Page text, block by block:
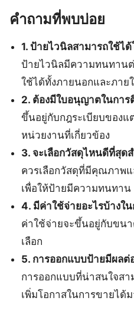
คำถามที่พบบ่อย
1. ป้ายไวนิลสามารถใช้ไ
ป้ายไวนิลมีความทนทาน
ใช้ได้ทั้งภายนอกและภาย
2. ต้องมีใบอนุญาตในการ
ขึ้นอยู่กับกฎระเบียบของ
หน่วยงานที่เกี่ยวข้อง
3. จะเลือกวัสดุไหนดีที่สุด
ควรเลือกวัสดุที่มีคุณภาพแ
เพื่อให้ป้ายมีความทนทาน
4. มีค่าใช้จ่ายอะไรบ้างใ
ค่าใช้จ่ายจะขึ้นอยู่กับขน
เลือก
5. การออกแบบป้ายมีผลต่
การออกแบบที่น่าสนใจส
เพิ่มโอกาสในการขายได้